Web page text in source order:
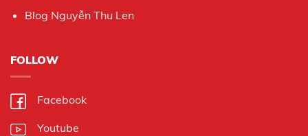
Blog Nguyễn Thu Len
FOLLOW
Facebook
Youtube